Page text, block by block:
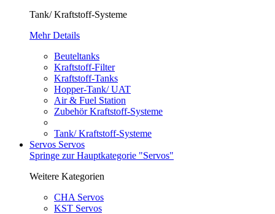
Tank/ Kraftstoff-Systeme
Mehr Details
Beuteltanks
Kraftstoff-Filter
Kraftstoff-Tanks
Hopper-Tank/ UAT
Air & Fuel Station
Zubehör Kraftstoff-Systeme
Tank/ Kraftstoff-Systeme
Servos Servos
Springe zur Hauptkategorie "Servos"
Weitere Kategorien
CHA Servos
KST Servos